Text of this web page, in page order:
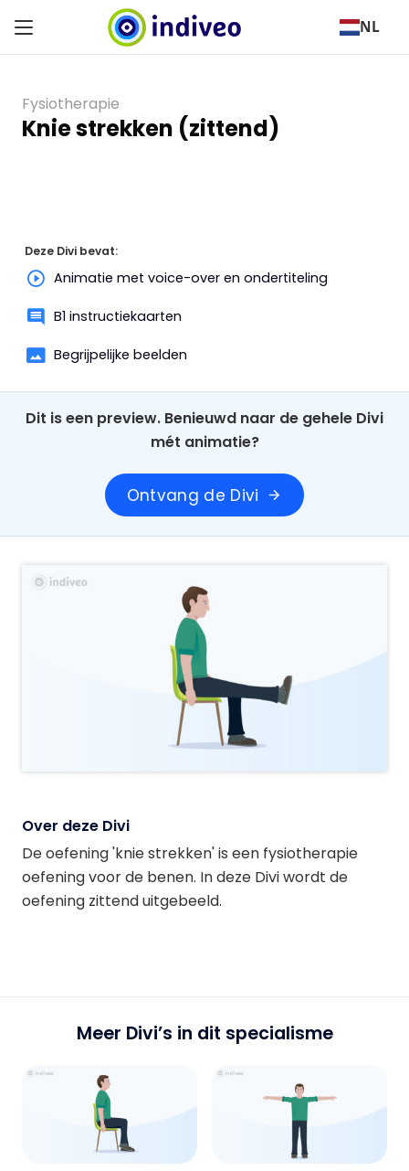
NL
Fysiotherapie
Knie strekken (zittend)
Deze Divi bevat:
Animatie met voice-over en ondertiteling
B1 instructiekaarten
Begrijpelijke beelden
Dit is een preview. Benieuwd naar de gehele Divi
mét animatie?
Ontvang de Divi arrow_forward
Over deze Divi
De oefening 'knie strekken' is een fysiotherapie
oefening voor de benen. In deze Divi wordt de
oefening zittend uitgebeeld.
Meer Divi’s in dit specialisme